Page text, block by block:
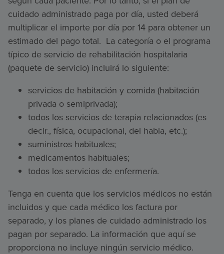
cuidado administrado paga por día, usted deberá
multiplicar el importe por día por 14 para obtener un
estimado del pago total. La categoría o el programa
típico de servicio de rehabilitación hospitalaria
(paquete de servicio) incluirá lo siguiente:
servicios de habitación y comida (habitación
privada o semiprivada);
todos los servicios de terapia relacionados (es
decir., física, ocupacional, del habla, etc.);
suministros habituales;
medicamentos habituales;
todos los servicios de enfermería.
Tenga en cuenta que los servicios médicos no están
incluidos y que cada médico los factura por
separado, y los planes de cuidado administrado los
pagan por separado. La información que aquí se
proporciona no incluye ningún servicio médico.